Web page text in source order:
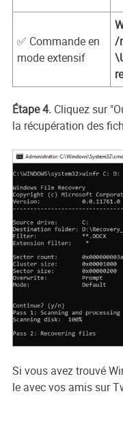
✅ Commande en
mode extensif
/
Étape 4. Cliquez sur
la récupération des
Si vous avez trouvé
le avec vos amis sur